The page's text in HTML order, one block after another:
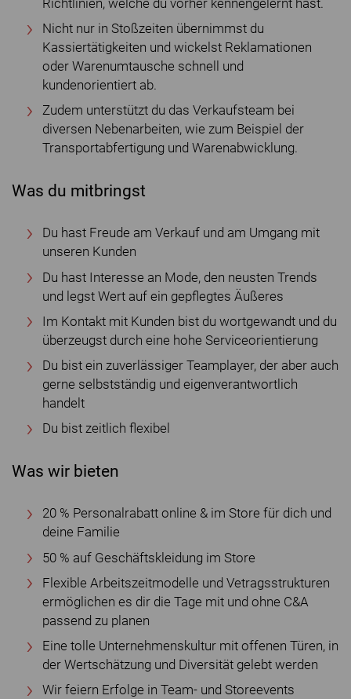
Richtlinien, welche du vorher kennengelernt hast.
Nicht nur in Stoßzeiten übernimmst du
Kassiertätigkeiten und wickelst Reklamationen
oder Warenumtausche schnell und
kundenorientiert ab.
Zudem unterstützt du das Verkaufsteam bei
diversen Nebenarbeiten, wie zum Beispiel der
Transportabfertigung und Warenabwicklung.
Was du mitbringst
Du hast Freude am Verkauf und am Umgang mit
unseren Kunden
Du hast Interesse an Mode, den neusten Trends
und legst Wert auf ein gepflegtes Äußeres
Im Kontakt mit Kunden bist du wortgewandt und du
überzeugst durch eine hohe Serviceorientierung
Du bist ein zuverlässiger Teamplayer, der aber auch
gerne selbstständig und eigenverantwortlich
handelt
Du bist zeitlich flexibel
Was wir bieten
20 % Personalrabatt online & im Store für dich und
deine Familie
50 % auf Geschäftskleidung im Store
Flexible Arbeitszeitmodelle und Vetragsstrukturen
ermöglichen es dir die Tage mit und ohne C&A
passend zu planen
Eine tolle Unternehmenskultur mit offenen Türen, in
der Wertschätzung und Diversität gelebt werden
Wir feiern Erfolge in Team- und Storeevents